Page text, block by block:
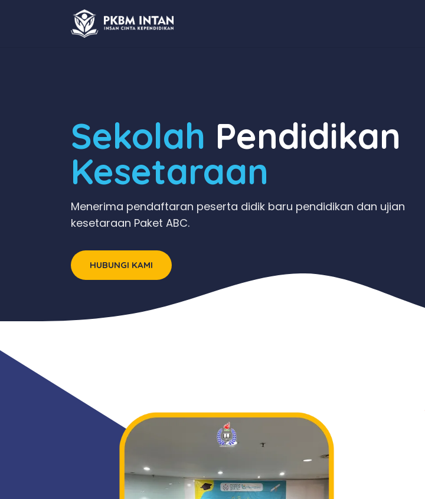
Sekolah Pendidikan
Kesetaraan
Menerima pendaftaran peserta didik baru pendidikan dan ujian
kesetaraan Paket ABC.
HUBUNGI KAMI